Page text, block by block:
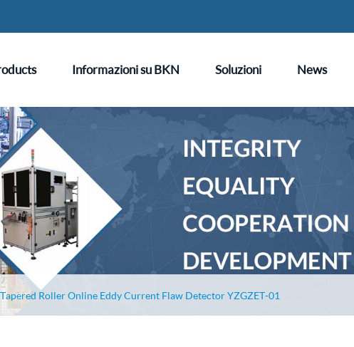
Informazioni su BKN Soluzioni News
Tapered Roller Online Eddy Current Flaw Detector YZGZET-01